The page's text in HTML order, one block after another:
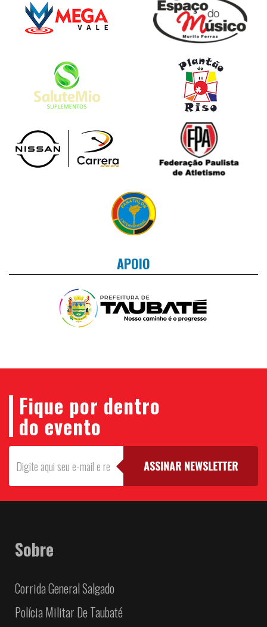
APOIO
Fique por dentro
do evento
Sobre
Corrida General Salgado
Polícia Militar De Taubaté